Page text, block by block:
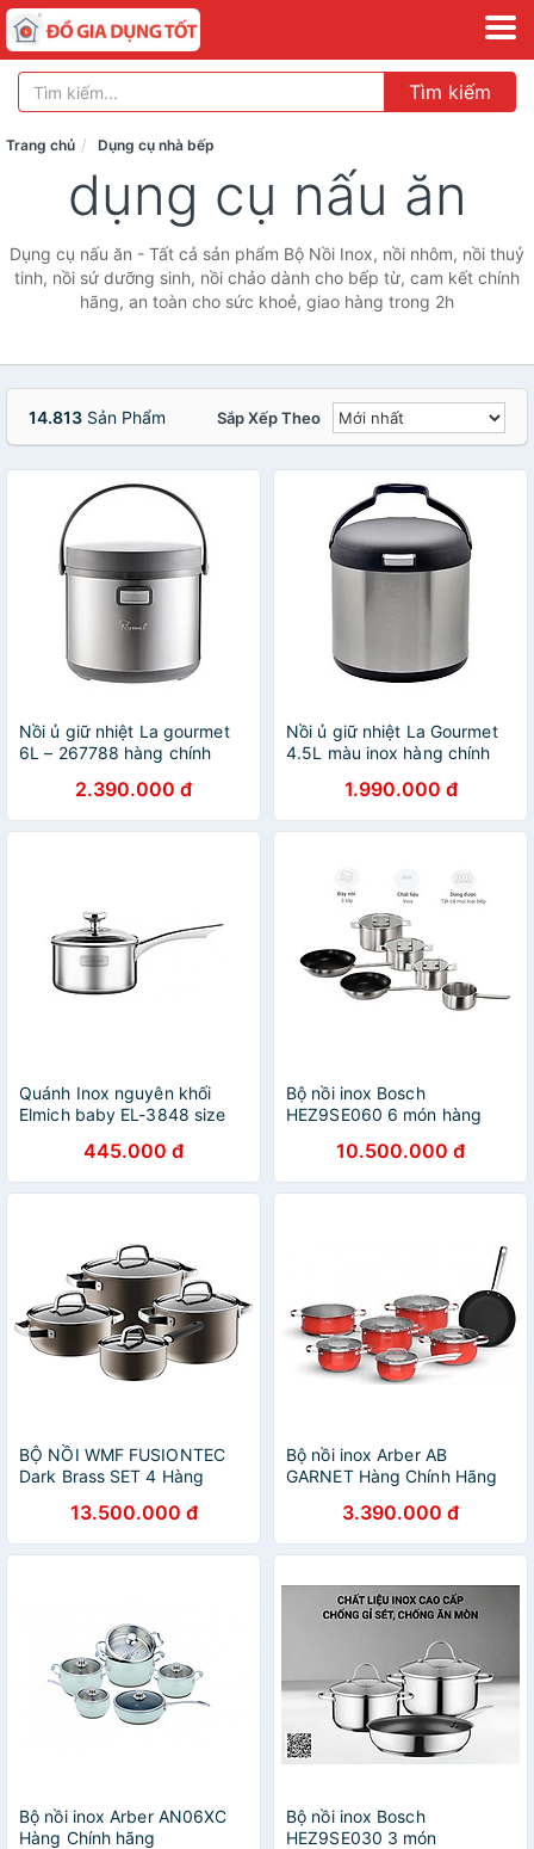
Tìm kiếm
Trang chủ Dụng cụ nhà bếp
dụng cụ nấu ăn
Dụng cụ nấu ăn - Tất cả sản phẩm Bộ Nồi Inox, nồi nhôm, nồi thuỷ
tinh, nồi sứ dưỡng sinh, nồi chảo dành cho bếp từ, cam kết chính
hãng, an toàn cho sức khoẻ, giao hàng trong 2h
14.813 Sản Phẩm Sắp Xếp Theo
Nồi ủ giữ nhiệt La gourmet
6L – 267788 hàng chính
2.390.000 đ
Nồi ủ giữ nhiệt La Gourmet
4.5L màu inox hàng chính
1.990.000 đ
Quánh Inox nguyên khối
Elmich baby EL-3848 size
445.000 đ
Bộ nồi inox Bosch
HEZ9SE060 6 món hàng
10.500.000 đ
BỘ NỒI WMF FUSIONTEC
Dark Brass SET 4 Hàng
13.500.000 đ
Bộ nồi inox Arber AB
GARNET Hàng Chính Hãng
3.390.000 đ
Bộ nồi inox Arber AN06XC
Hàng Chính hãng
Bộ nồi inox Bosch
HEZ9SE030 3 món